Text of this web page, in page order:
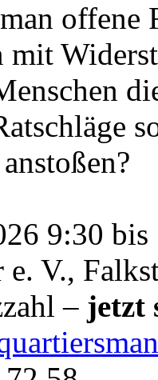
offene
mit
9:30
e. V.,
– jetzt